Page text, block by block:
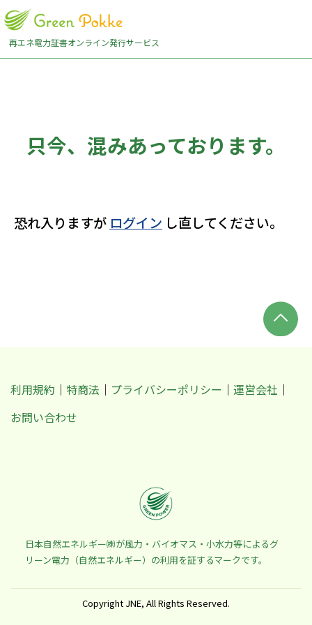
再エネ電力証書オンライン発行サービス
只今、混みあっております。
恐れ入りますが ログイン し直してください。
利用規約 特商法 プライバシーポリシー
運営会社
お問い合わせ
日本自然エネルギー㈱が風力・バイオマス・小水力等によるグ
リーン電力（自然エネルギー）の利用を証するマークです。
Copyright JNE, All Rights Reserved.